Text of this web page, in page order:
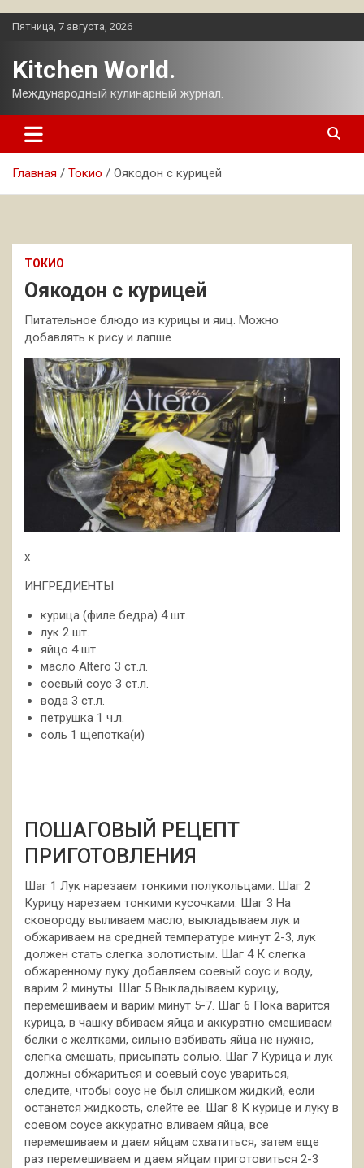
Перейти
Пятница, 7 августа, 2026
Kitchen World.
Международный кулинарный журнал.
Главная Токио Оякодон с курицей
ТОКИО
Оякодон с курицей
Питательное блюдо из курицы и яиц. Можно
добавлять к рису и лапше
x
ИНГРЕДИЕНТЫ
курица (филе бедра) 4 шт.
лук 2 шт.
яйцо 4 шт.
масло Altero 3 ст.л.
соевый соус 3 ст.л.
вода 3 ст.л.
петрушка 1 ч.л.
соль 1 щепотка(и)
ПОШАГОВЫЙ РЕЦЕПТ
ПРИГОТОВЛЕНИЯ
Шаг 1 Лук нарезаем тонкими полукольцами. Шаг 2
Курицу нарезаем тонкими кусочками. Шаг 3 На
сковороду выливаем масло, выкладываем лук и
обжариваем на средней температуре минут 2-3, лук
должен стать слегка золотистым. Шаг 4 К слегка
обжаренному луку добавляем соевый соус и воду,
варим 2 минуты. Шаг 5 Выкладываем курицу,
перемешиваем и варим минут 5-7. Шаг 6 Пока варится
курица, в чашку вбиваем яйца и аккуратно смешиваем
белки с желтками, сильно взбивать яйца не нужно,
слегка смешать, присыпать солью. Шаг 7 Курица и лук
должны обжариться и соевый соус увариться,
следите, чтобы соус не был слишком жидкий, если
останется жидкость, слейте ее. Шаг 8 К курице и луку в
соевом соусе аккуратно вливаем яйца, все
перемешиваем и даем яйцам схватиться, затем еще
раз перемешиваем и даем яйцам приготовиться 2-3